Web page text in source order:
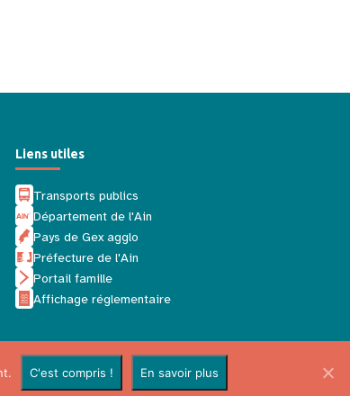
Liens utiles
Transports publics
Département de l'Ain
Pays de Gex agglo
Préfecture de l'Ain
Portail famille
Affichage réglementaire
C'est compris ! En savoir plus